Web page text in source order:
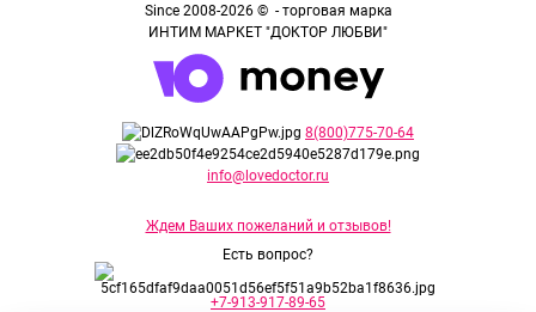
Since 2008-2026 © - торговая марка
ИНТИМ МАРКЕТ "ДОКТОР ЛЮБВИ"
8(800)775-70-64
info@lovedoctor.ru
Ждем Ваших пожеланий и отзывов!
Есть вопрос?
+7-913-917-89-65